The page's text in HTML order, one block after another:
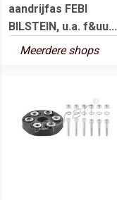
aandrijfas FEBI
BILSTEIN, u.a. f&uu...
Meerdere shops